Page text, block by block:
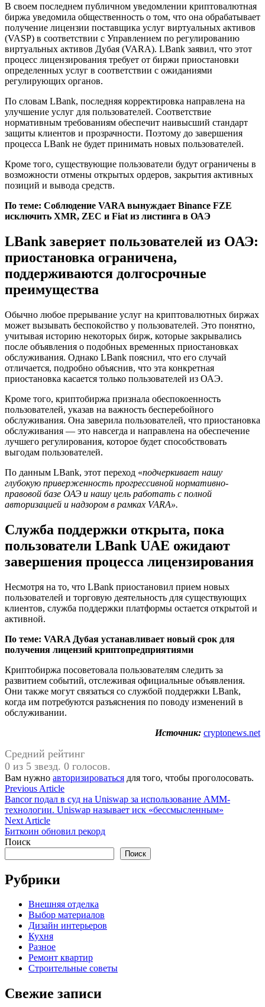
В своем последнем публичном уведомлении криптовалютная
биржа уведомила общественность о том, что она обрабатывает
получение лицензии поставщика услуг виртуальных активов
(VASP) в соответствии с Управлением по регулированию
виртуальных активов Дубая (VARA). LBank заявил, что этот
процесс лицензирования требует от биржи приостановки
определенных услуг в соответствии с ожиданиями
регулирующих органов.
По словам LBank, последняя корректировка направлена ​​на
улучшение услуг для пользователей. Соответствие
нормативным требованиям обеспечит наивысший стандарт
защиты клиентов и прозрачности. Поэтому до завершения
процесса LBank не будет принимать новых пользователей.
Кроме того, существующие пользователи будут ограничены в
возможности отмены открытых ордеров, закрытия активных
позиций и вывода средств.
По теме: Соблюдение VARA вынуждает Binance FZE
исключить XMR, ZEC и Fiat из листинга в ОАЭ
LBank заверяет пользователей из ОАЭ:
приостановка ограничена,
поддерживаются долгосрочные
преимущества
Обычно любое прерывание услуг на криптовалютных биржах
может вызывать беспокойство у пользователей. Это понятно,
учитывая историю некоторых бирж, которые закрывались
после объявления о подобных временных приостановках
обслуживания. Однако LBank пояснил, что его случай
отличается, подробно объяснив, что эта конкретная
приостановка касается только пользователей из ОАЭ.
Кроме того, криптобиржа признала обеспокоенность
пользователей, указав на важность бесперебойного
обслуживания. Она заверила пользователей, что приостановка
обслуживания — это навсегда и направлена ​​на обеспечение
лучшего регулирования, которое будет способствовать
выгодам пользователей.
По данным LBank, этот переход «подчеркивает нашу
глубокую приверженность прогрессивной нормативно-
правовой базе ОАЭ и нашу цель работать с полной
авторизацией и надзором в рамках VARA».
Служба поддержки открыта, пока
пользователи LBank UAE ожидают
завершения процесса лицензирования
Несмотря на то, что LBank приостановил прием новых
пользователей и торговую деятельность для существующих
клиентов, служба поддержки платформы остается открытой и
активной.
По теме: VARA Дубая устанавливает новый срок для
получения лицензий криптопредприятиями
Криптобиржа посоветовала пользователям следить за
развитием событий, отслеживая официальные объявления.
Они также могут связаться со службой поддержки LBank,
когда им потребуются разъяснения по поводу изменений в
обслуживании.
Источник: cryptonews.net
Средний рейтинг
0 из 5 звезд. 0 голосов.
Вам нужно авторизироваться для того, чтобы проголосовать.
Навигация
по
записям
Previous ArticlePrevious
article:
Bancor подал в суд на Uniswap за использование AMM-
технологии. Uniswap называет иск «бессмысленным»
Next ArticleNext
article:
Биткоин обновил рекорд
Поиск
Поиск
Рубрики
Внешняя отделка
Выбор материалов
Дизайн интерьеров
Кухня
Разное
Ремонт квартир
Строительные советы
Свежие записи